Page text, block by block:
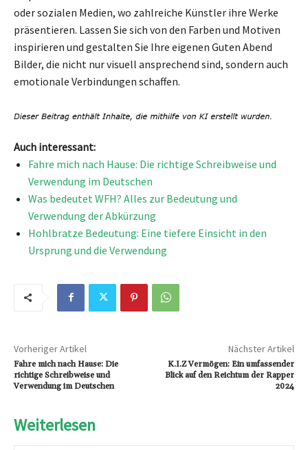
oder sozialen Medien, wo zahlreiche Künstler ihre Werke
präsentieren. Lassen Sie sich von den Farben und Motiven
inspirieren und gestalten Sie Ihre eigenen Guten Abend
Bilder, die nicht nur visuell ansprechend sind, sondern auch
emotionale Verbindungen schaffen.
Auch interessant:
Fahre mich nach Hause: Die richtige Schreibweise und
Verwendung im Deutschen
Was bedeutet WFH? Alles zur Bedeutung und
Verwendung der Abkürzung
Hohlbratze Bedeutung: Eine tiefere Einsicht in den
Ursprung und die Verwendung
Vorheriger Artikel
Fahre mich nach Hause: Die
richtige Schreibweise und
Verwendung im Deutschen
Nächster Artikel
K.I.Z Vermögen: Ein umfassender
Blick auf den Reichtum der Rapper
2024
Weiterlesen